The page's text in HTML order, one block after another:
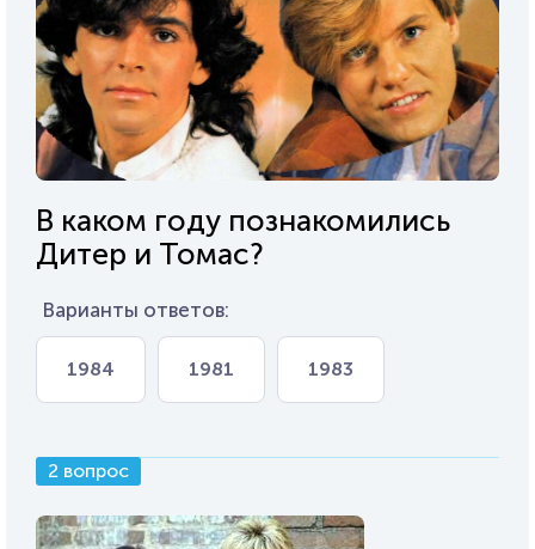
В каком году познакомились
Дитер и Томас?
Варианты ответов:
1984 1981 1983
2 вопрос